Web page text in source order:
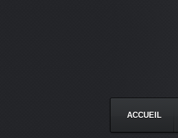
ACCUEIL